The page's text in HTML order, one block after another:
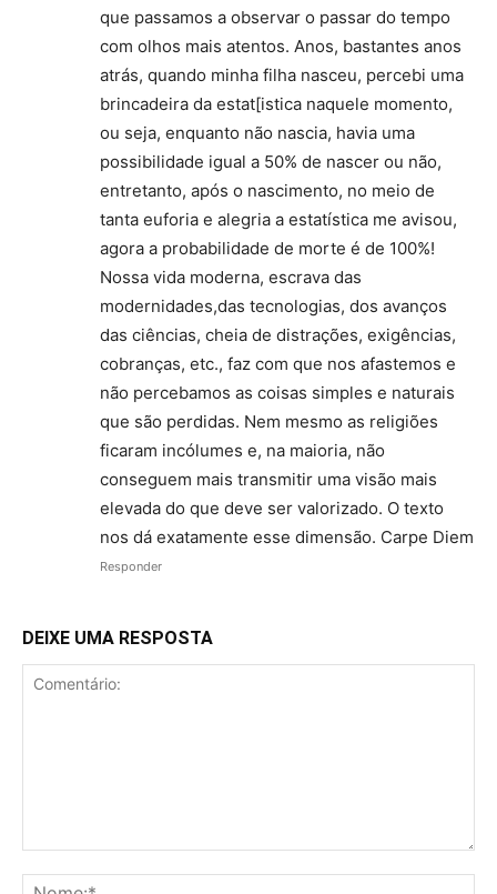
que passamos a observar o passar do tempo
com olhos mais atentos. Anos, bastantes anos
atrás, quando minha filha nasceu, percebi uma
brincadeira da estat[istica naquele momento,
ou seja, enquanto não nascia, havia uma
possibilidade igual a 50% de nascer ou não,
entretanto, após o nascimento, no meio de
tanta euforia e alegria a estatística me avisou,
agora a probabilidade de morte é de 100%!
Nossa vida moderna, escrava das
modernidades,das tecnologias, dos avanços
das ciências, cheia de distrações, exigências,
cobranças, etc., faz com que nos afastemos e
não percebamos as coisas simples e naturais
que são perdidas. Nem mesmo as religiões
ficaram incólumes e, na maioria, não
conseguem mais transmitir uma visão mais
elevada do que deve ser valorizado. O texto
nos dá exatamente esse dimensão. Carpe Diem
Responder
DEIXE UMA RESPOSTA